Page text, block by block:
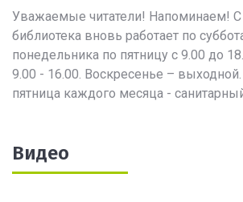
Уважаемые читатели! Напоминаем! С
библиотека вновь работает по
понедельника по пятницу с 9.00 до
9.00 - 16.00. Воскресенье –
пятница каждого месяца -
Видео